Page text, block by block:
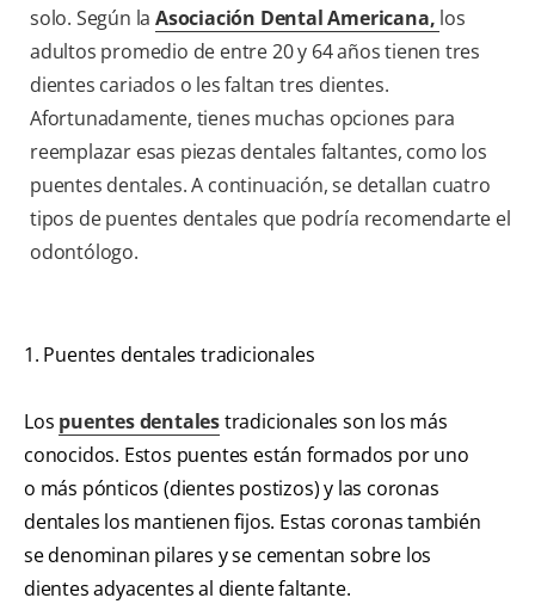
solo. Según laAsociación Dental Americana, los
adultos promedio de entre 20 y 64 años tienen tres
dientes cariados o les faltan tres dientes.
Afortunadamente, tienes muchas opciones para
reemplazar esas piezas dentales faltantes, como los
puentes dentales. A continuación, se detallan cuatro
tipos de puentes dentales que podría recomendarte el
odontólogo.
1. Puentes dentales tradicionales
Los puentes dentalestradicionales son los más
conocidos. Estos puentes están formados por uno
o más pónticos (dientes postizos) y las coronas
dentales los mantienen fijos. Estas coronas también
se denominan pilares y se cementan sobre los
dientes adyacentes al diente faltante.